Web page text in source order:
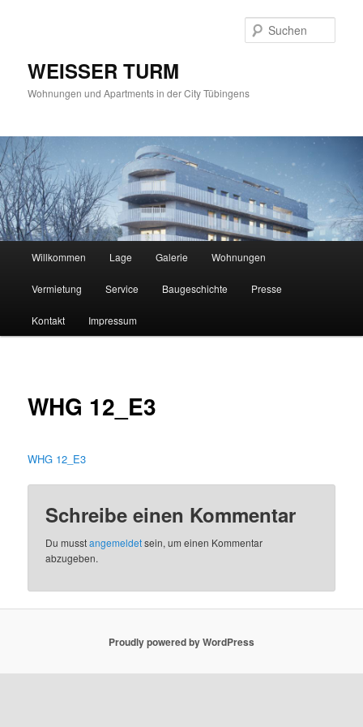
WEISSER TURM
Wohnungen und Apartments in der City Tübingens
Zum
Inhalt
wechseln
Willkommen Lage Galerie Wohnungen
Vermietung Service Baugeschichte Presse
Kontakt Impressum
WHG 12_E3
WHG 12_E3
Schreibe einen Kommentar
Du musstangemeldetsein, um einen Kommentar
abzugeben.
Proudly powered by WordPress